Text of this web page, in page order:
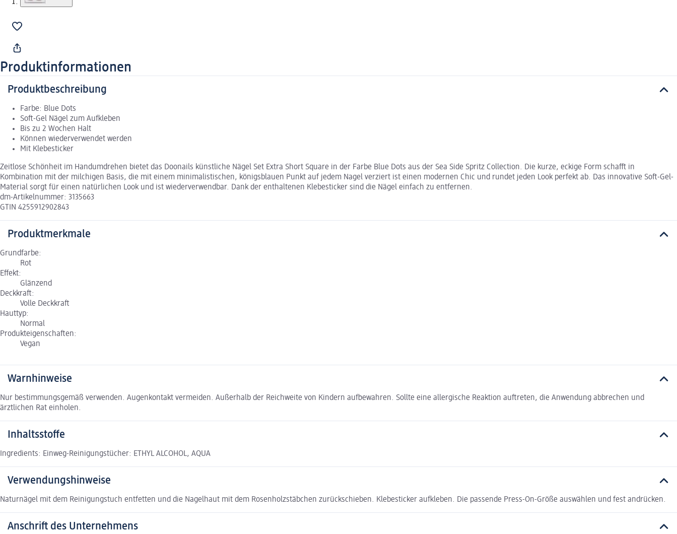
Produktinformationen
Produktbeschreibung
Farbe: Blue Dots
Soft-Gel Nägel zum Aufkleben
Bis zu 2 Wochen Halt
Können wiederverwendet werden
Mit Klebesticker
Zeitlose Schönheit im Handumdrehen bietet das Doonails künstliche Nägel Set Extra Short Square in der Farbe Blue Dots aus der Sea Side Spritz Collection. Die kurze, eckige Form schafft in
Kombination mit der milchigen Basis, die mit einem minimalistischen, königsblauen Punkt auf jedem Nagel verziert ist einen modernen Chic und rundet jeden Look perfekt ab. Das innovative Soft-Gel-
Material sorgt für einen natürlichen Look und ist wiederverwendbar. Dank der enthaltenen Klebesticker sind die Nägel einfach zu entfernen.
dm-Artikelnummer: 3135663
GTIN 4255912902843
Produktmerkmale
Grundfarbe:
Rot
Effekt:
Glänzend
Deckkraft:
Volle Deckkraft
Hauttyp:
Normal
Produkteigenschaften:
Vegan
Warnhinweise
Nur bestimmungsgemäß verwenden. Augenkontakt vermeiden. Außerhalb der Reichweite von Kindern aufbewahren. Sollte eine allergische Reaktion auftreten, die Anwendung abbrechen und
ärztlichen Rat einholen.
Inhaltsstoffe
Ingredients: Einweg-Reinigungstücher: ETHYL ALCOHOL, AQUA
Verwendungshinweise
Naturnägel mit dem Reinigungstuch entfetten und die Nagelhaut mit dem Rosenholzstäbchen zurückschieben. Klebesticker aufkleben. Die passende Press-On-Größe auswählen und fest andrücken.
Anschrift des Unternehmens